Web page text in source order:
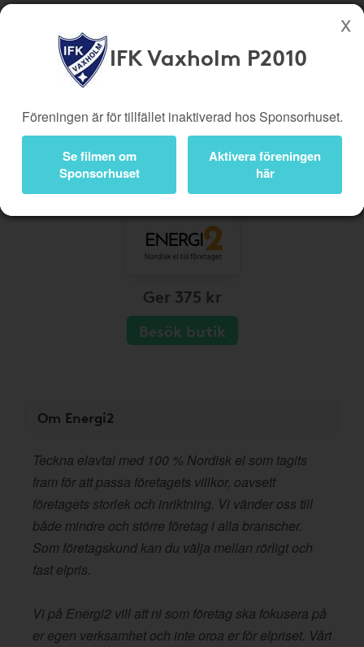
Köp genom denna sida stöttar IFK Vaxholm P2010
Presentkort
Kampanjer
Bli medlem
Logga in
IFK Vaxholm P2010
Föreningen är för tillfället inaktiverad hos Sponsorhuset.
Se filmen om
Sponsorhuset
Aktivera föreningen
här
Ger 375 kr
Besök butik
Om Energi2
Teckna elavtal med 100 % Nordisk el som tagits
fram för att passa företagets villkor, oavsett
företagets storlek och inriktning. Vi vänder oss till
både mindre och större företag i alla branscher.
Som företagskund kan du välja mellan rörligt och
fast elpris.
Vi på Energi2 vill att ni som företag ska fokusera på
er egen verksamhet och inte oroa er för elpriset. Vårt